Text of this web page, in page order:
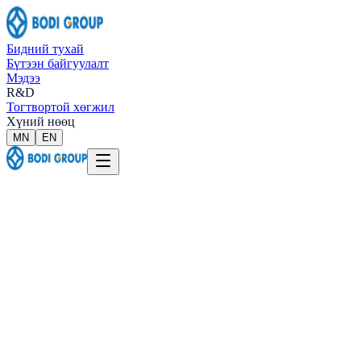
Бидний тухай
Бүтээн байгуулалт
Мэдээ
R&D
Тогтвортой хөгжил
Хүний нөөц
МN EN